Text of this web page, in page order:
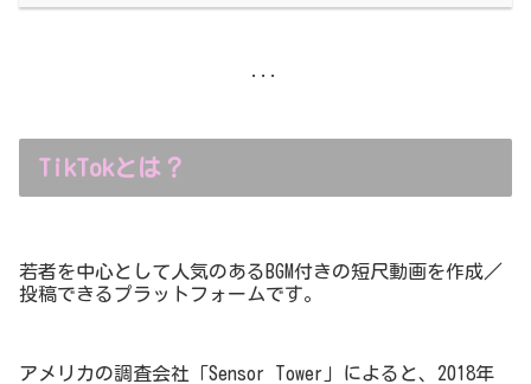
TikTokとは？
若者を中心として人気のあるBGM付きの短尺動画を作成／
投稿できるプラットフォームです。
アメリカの調査会社「Sensor Tower」によると、2018年